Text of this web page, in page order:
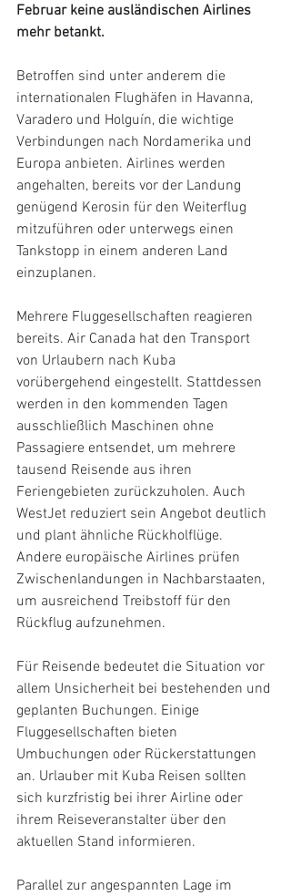
Februar keine ausländischen Airlines
mehr betankt.
Betroffen sind unter anderem die
internationalen Flughäfen in Havanna,
Varadero und Holguín, die wichtige
Verbindungen nach Nordamerika und
Europa anbieten. Airlines werden
angehalten, bereits vor der Landung
genügend Kerosin für den Weiterflug
mitzuführen oder unterwegs einen
Tankstopp in einem anderen Land
einzuplanen.
Mehrere Fluggesellschaften reagieren
bereits. Air Canada hat den Transport
von Urlaubern nach Kuba
vorübergehend eingestellt. Stattdessen
werden in den kommenden Tagen
ausschließlich Maschinen ohne
Passagiere entsendet, um mehrere
tausend Reisende aus ihren
Feriengebieten zurückzuholen. Auch
WestJet reduziert sein Angebot deutlich
und plant ähnliche Rückholflüge.
Andere europäische Airlines prüfen
Zwischenlandungen in Nachbarstaaten,
um ausreichend Treibstoff für den
Rückflug aufzunehmen.
Für Reisende bedeutet die Situation vor
allem Unsicherheit bei bestehenden und
geplanten Buchungen. Einige
Fluggesellschaften bieten
Umbuchungen oder Rückerstattungen
an. Urlauber mit Kuba Reisen sollten
sich kurzfristig bei ihrer Airline oder
ihrem Reiseveranstalter über den
aktuellen Stand informieren.
Parallel zur angespannten Lage im